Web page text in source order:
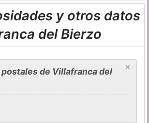
y otros datos
del Bierzo
×
de Villafranca del